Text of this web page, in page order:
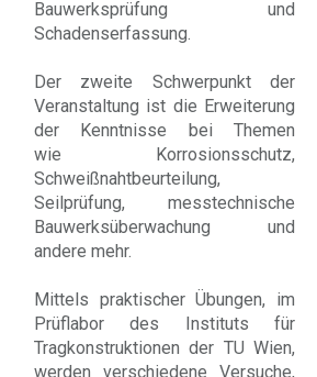
Bauwerksprüfung und
Schadenserfassung.
Der zweite Schwerpunkt der
Veranstaltung ist die Erweiterung
der Kenntnisse bei Themen
wie Korrosionsschutz,
Schweißnahtbeurteilung,
Seilprüfung, messtechnische
Bauwerksüberwachung und
andere mehr.
Mittels praktischer Übungen, im
Prüflabor des Instituts für
Tragkonstruktionen der TU Wien,
werden verschiedene Versuche,